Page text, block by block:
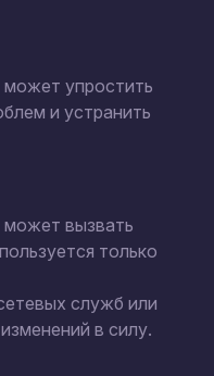
упростить
и устранить
вызвать
только
служб или
в силу.